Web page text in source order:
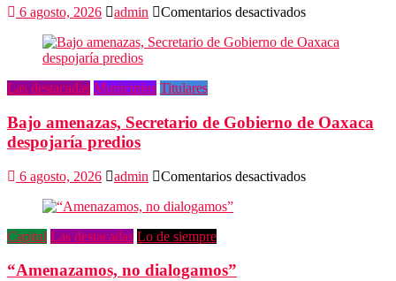
6 agosto, 2026 admin Comentarios desactivadosen
SEGOB
crimen
Las destacadas Municipios Titulares
Bajo amenazas, Secretario de Gobierno de Oaxaca
despojaría predios
6 agosto, 2026 admin Comentarios desactivadosen
Capital Las destacadas Lo de siempre
“Amenazamos, no dialogamos”